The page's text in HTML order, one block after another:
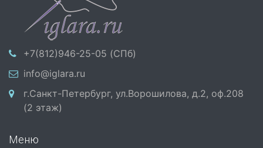
+7(812)946-25-05 (СПб)
info@iglara.ru
г.Санкт-Петербург, ул.Ворошилова, д.2, оф.208
(2 этаж)
Меню